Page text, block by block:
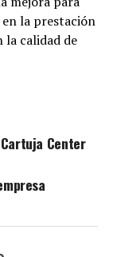
en la prestación
la calidad de
Center